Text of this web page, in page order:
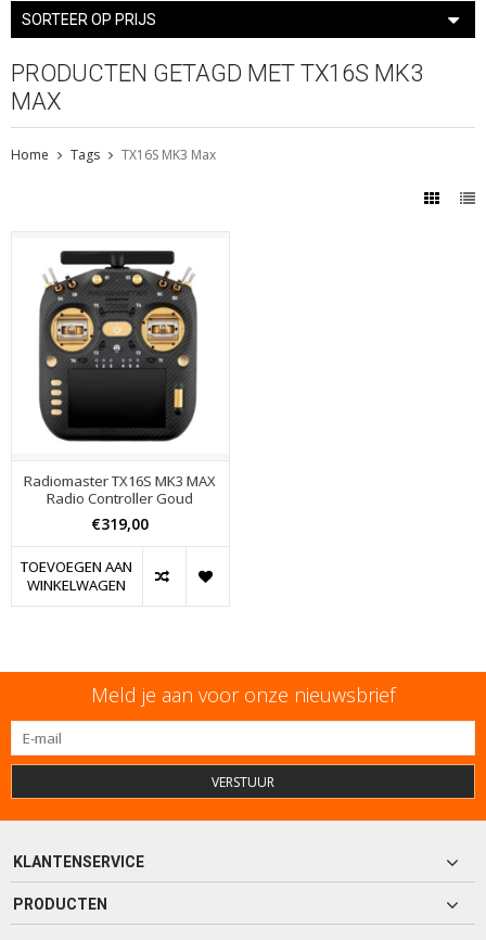
SORTEER OP PRIJS
PRODUCTEN GETAGD MET TX16S MK3
MAX
Home Tags TX16S MK3 Max
Radiomaster TX16S MK3 MAX
Radio Controller Goud
€319,00
TOEVOEGEN AAN
WINKELWAGEN
Meld je aan voor onze nieuwsbrief
VERSTUUR
KLANTENSERVICE
PRODUCTEN